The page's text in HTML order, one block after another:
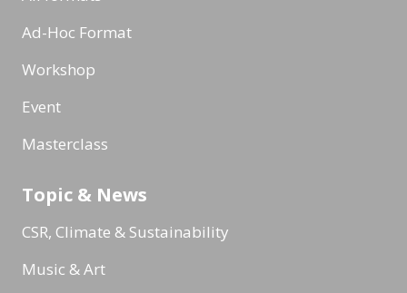
Ad-Hoc Format
Workshop
Event
Masterclass
Topic & News
CSR, Climate & Sustainability
Music & Art